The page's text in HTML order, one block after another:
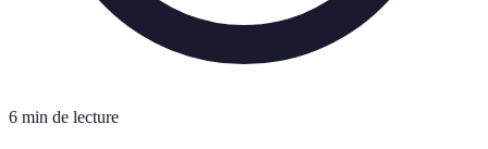
6 min de lecture